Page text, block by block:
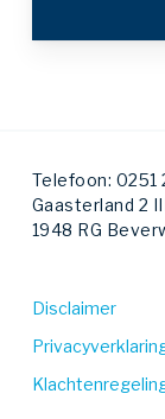
Telefoon: 0251
Gaasterland 2
1948 RG
Disclaimer